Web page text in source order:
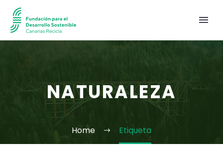
NATURALEZA
Home Etiqueta